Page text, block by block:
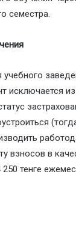
семестра.
исключается
взносов в
тенге